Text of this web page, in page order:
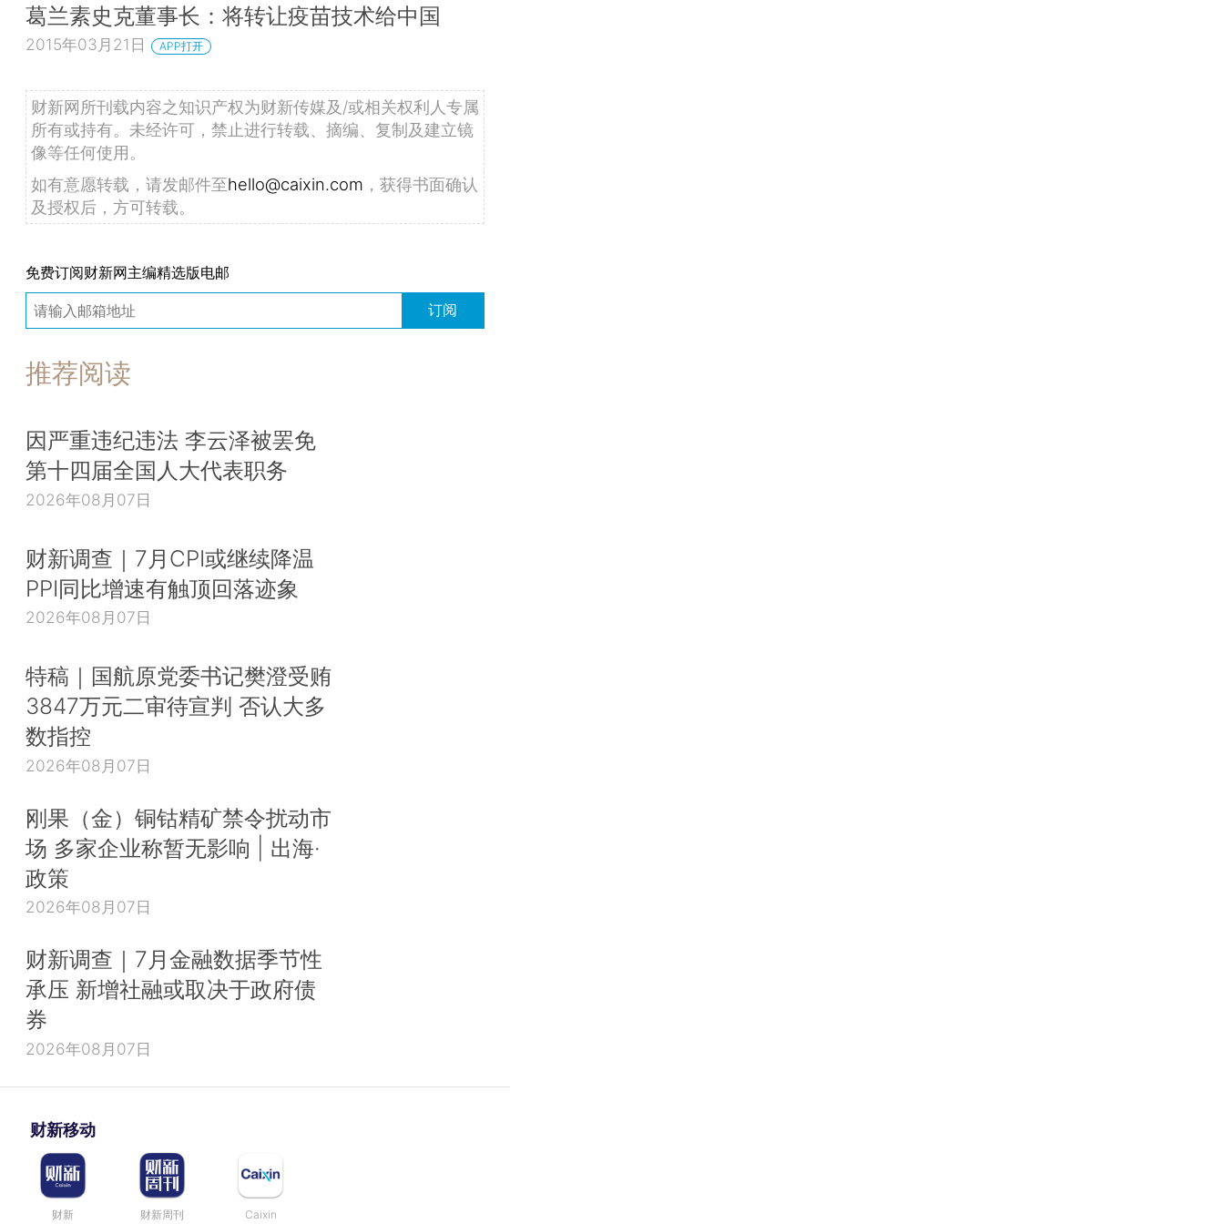
葛兰素史克董事长：将转让疫苗技术给中国
2015年03月21日 APP打开
财新网所刊载内容之知识产权为财新传媒及/或相关权利人专属
所有或持有。未经许可，禁止进行转载、摘编、复制及建立镜
像等任何使用。
如有意愿转载，请发邮件至hello@caixin.com ，获得书面确认
及授权后，方可转载。
免费订阅财新网主编精选版电邮
订阅
推荐阅读
因严重违纪违法 李云泽被罢免
第十四届全国人大代表职务
2026年08月07日
财新调查｜7月CPI或继续降温
PPI同比增速有触顶回落迹象
2026年08月07日
特稿｜国航原党委书记樊澄受贿
3847万元二审待宣判 否认大多
数指控
2026年08月07日
刚果（金）铜钴精矿禁令扰动市
场 多家企业称暂无影响 | 出海·
政策
2026年08月07日
财新调查｜7月金融数据季节性
承压 新增社融或取决于政府债
券
2026年08月07日
财新移动
财新 财新周刊 Caixin